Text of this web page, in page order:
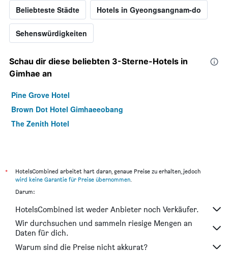
Beliebteste Städte Hotels in Gyeongsangnam-do
Sehenswürdigkeiten
Schau dir diese beliebten 3-Sterne-Hotels in
Gimhae an
Pine Grove Hotel
Brown Dot Hotel Gimhaeeobang
The Zenith Hotel
*
HotelsCombined arbeitet hart daran, genaue Preise zu erhalten, jedoch
wird keine Garantie für Preise übernommen.
Darum:
HotelsCombined ist weder Anbieter noch Verkäufer.
Wir durchsuchen und sammeln riesige Mengen an
Daten für dich.
Warum sind die Preise nicht akkurat?